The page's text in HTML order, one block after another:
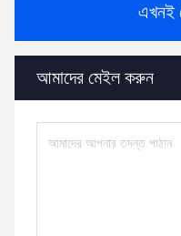
এখনই
আমাদের মেইল ​​করুন